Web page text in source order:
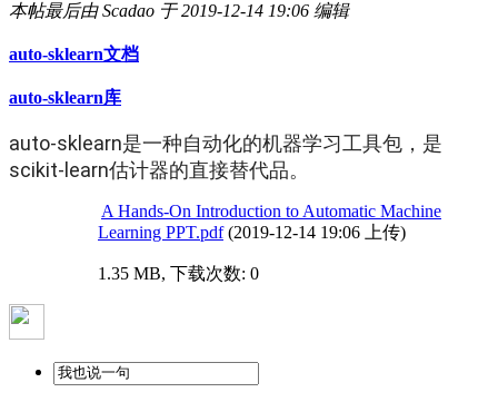
本帖最后由 Scadao 于 2019-12-14 19:06 编辑
auto-sklearn文档
auto-sklearn库
auto-sklearn是一种自动化的机器学习工具包，是
scikit-learn估计器的直接替代品。
A Hands-On Introduction to Automatic Machine
Learning PPT.pdf (2019-12-14 19:06 上传)
1.35 MB, 下载次数: 0